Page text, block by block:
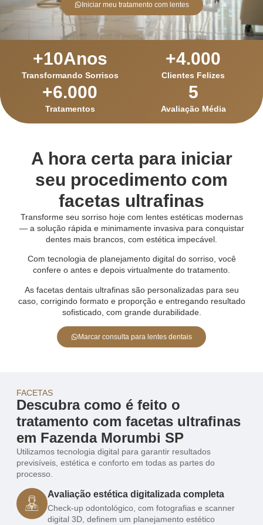
Iniciar meu tratamento com lentes
Transformando Sorrisos
+10Anos
Clientes Felizes
+4.000
Tratamentos
+6.000
Avaliação Média
5
A hora certa para iniciar
seu procedimento com
facetas ultrafinas
Transforme seu sorriso hoje com lentes estéticas modernas
— a solução rápida e minimamente invasiva para conquistar
dentes mais brancos, com estética impecável.
Com tecnologia de planejamento digital do sorriso, você
confere o antes e depois virtualmente do tratamento.
As facetas dentais ultrafinas são personalizadas para seu
caso, corrigindo formato e proporção e entregando resultado
sofisticado, com grande durabilidade.
Marcar consulta para lentes dentais
FACETAS
Descubra como é feito o
tratamento com facetas ultrafinas
em Fazenda Morumbi SP
Utilizamos tecnologia digital para garantir resultados
previsíveis, estética e conforto em todas as partes do
processo.
Avaliação estética digitalizada completa
Check-up odontológico, com fotografias e scanner
digital 3D, definem um planejamento estético